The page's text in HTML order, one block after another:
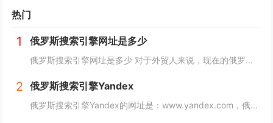
热门
1 俄罗斯搜索引擎网址是多少
俄罗斯搜索引擎网址是多少 对于外贸人来说，现在的俄罗斯市场可以算是一个炙手可热的香饽饽，而要开发俄罗斯客户，就需要会用他们的搜索引擎，下面详细介绍俄罗斯搜索引擎网址是多少？ 俄罗斯搜索引擎网址是多少 俄罗斯引擎官方入口地址https...
2 俄罗斯搜索引擎Yandex
俄罗斯搜索引擎Yandex的网址是：www.yandex.com，俄罗斯最著名和最常用的搜索引擎之一，"Яндекс"（Yandex）提供搜索引擎、电子邮件、在线地图、音乐、新闻、视频等各种在线服务。 如果你想访问"Яндекс"（Yan...